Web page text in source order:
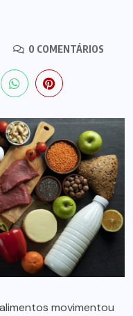
0 COMENTÁRIOS
movimentou